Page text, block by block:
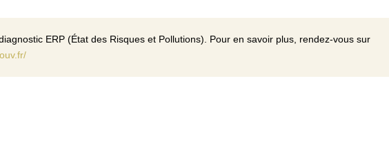
ERP (État des Risques et Pollutions). Pour en savoir plus, rendez-vous sur